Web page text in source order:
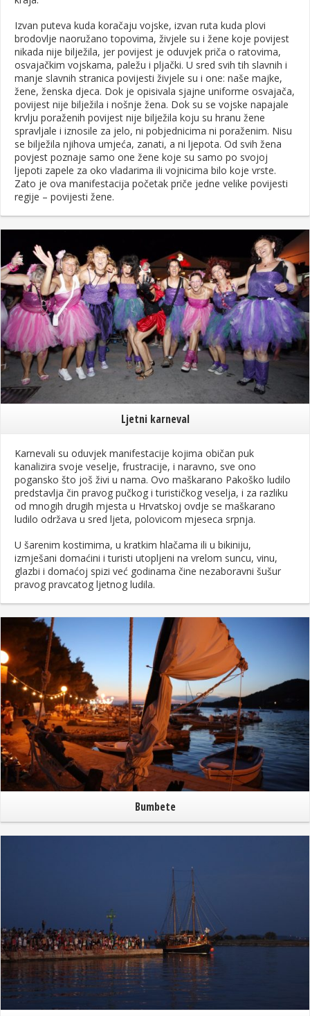
Izvan puteva kuda koračaju vojske, izvan ruta kuda plovi
brodovlje naoružano topovima, živjele su i žene koje povijest
nikada nije bilježila, jer povijest je oduvjek priča o ratovima,
osvajačkim vojskama, paležu i pljački. U sred svih tih slavnih i
manje slavnih stranica povijesti živjele su i one: naše majke,
žene, ženska djeca. Dok je opisivala sjajne uniforme osvajača,
povijest nije bilježila i nošnje žena. Dok su se vojske napajale
krvlju poraženih povijest nije bilježila koju su hranu žene
spravljale i iznosile za jelo, ni pobjednicima ni poraženim. Nisu
se bilježila njihova umjeća, zanati, a ni ljepota. Od svih žena
povjest poznaje samo one žene koje su samo po svojoj
ljepoti zapele za oko vladarima ili vojnicima bilo koje vrste.
Zato je ova manifestacija početak priče jedne velike povijesti
regije – povijesti žene.
Ljetni karneval
Karnevali su oduvjek manifestacije kojima običan puk
kanalizira svoje veselje, frustracije, i naravno, sve ono
pogansko što još živi u nama. Ovo maškarano Pakoško ludilo
predstavlja čin pravog pučkog i turističkog veselja, i za razliku
od mnogih drugih mjesta u Hrvatskoj ovdje se maškarano
ludilo održava u sred ljeta, polovicom mjeseca srpnja.
U šarenim kostimima, u kratkim hlačama ili u bikiniju,
izmješani domaćini i turisti utopljeni na vrelom suncu, vinu,
glazbi i domaćoj spizi već godinama čine nezaboravni šušur
pravog pravcatog ljetnog ludila.
Bumbete